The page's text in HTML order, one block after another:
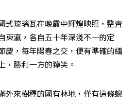
式琉璃瓦在晚霞中輝煌映照，整齊
東瀛，各自五十年深淺不一的定
慶，每年陽春之交，便有準確的緬
，勝利一方的獰笑。
外來樹種的國有林地，僅有這條蜿